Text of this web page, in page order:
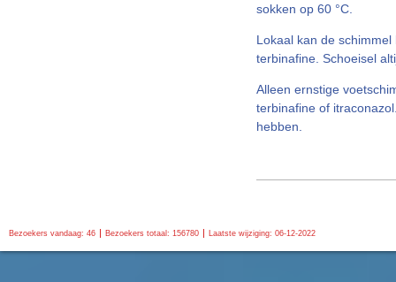
sokken op 60 °C.
Lokaal kan de
terbinafine. Schoeisel
Alleen ernstige
terbinafine of
hebben.
Bezoekers vandaag: 46 Bezoekers totaal: 156780 Laatste wijziging: 06-12-2022